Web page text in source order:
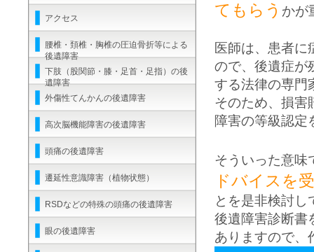
てもらう かが
医師は、患者
ので、後遺症が
する法律の専門
そのため、損害
障害の等級認定
そういった意味
ドバイスを
とを是非検討し
後遺障害診断書
ありますので、
アクセス
腰椎・頚椎・胸椎の圧迫骨折等による
後遺障害
下肢（股関節・膝・足首・足指）の後
遺障害
外傷性てんかんの後遺障害
高次脳機能障害の後遺障害
頭痛の後遺障害
遷延性意識障害（植物状態）
RSDなどの特殊の頭痛の後遺障害
眼の後遺障害